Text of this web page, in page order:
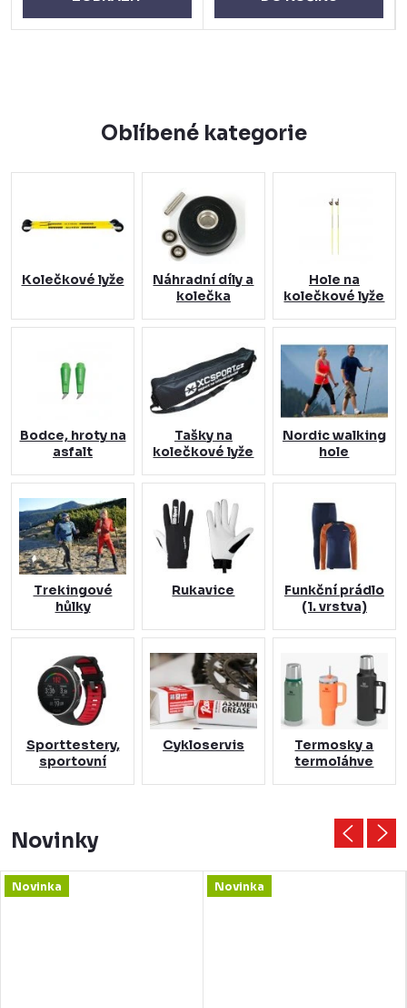
Oblíbené kategorie
Kolečkové lyže
Náhradní díly a
kolečka
Hole na
kolečkové lyže
Bodce, hroty na
asfalt
Tašky na
kolečkové lyže
Nordic walking
hole
Trekingové
hůlky
Rukavice
Funkční prádlo
(1. vrstva)
Sporttestery,
sportovní
Cykloservis
Termosky a
termoláhve
Novinky
Novinka Novinka